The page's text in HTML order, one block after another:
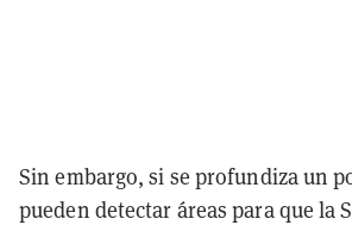
Sin embargo, si se profundiza un
pueden detectar áreas para que la